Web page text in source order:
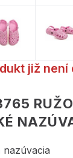
již není
nazúvacia